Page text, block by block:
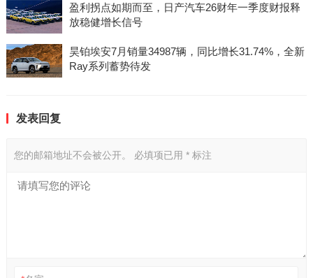
盈利拐点如期而至，日产汽车26财年一季度财报释
放稳健增长信号
昊铂埃安7月销量34987辆，同比增长31.74%，全新
Ray系列蓄势待发
发表回复
您的邮箱地址不会被公开。 必填项已用 *标注